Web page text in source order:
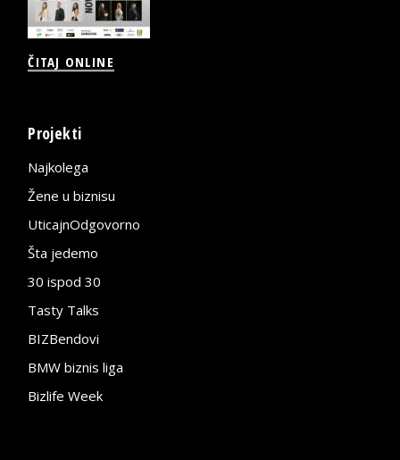
ČITAJ ONLINE
Projekti
Najkolega
Žene u biznisu
UticajnOdgovorno
Šta jedemo
30 ispod 30
Tasty Talks
BIZBendovi
BMW biznis liga
Bizlife Week